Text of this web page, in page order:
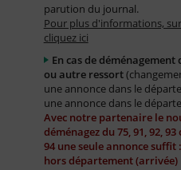
parution du journal.
Pour plus d'informations,
cliquez ici
En cas de
ou autre ressort
une annonce dans le
une annonce dans le
Avec notre partenaire le
déménagez du 75, 91, 92, 93
94 une seule annonce suffit
hors département (arrivée)